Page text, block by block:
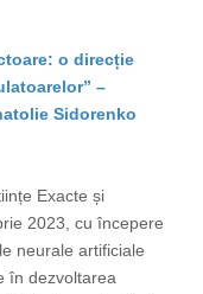
o direcție
–
Sidorenko
Exacte și
2023, cu începere
neurale artificiale
în dezvoltarea